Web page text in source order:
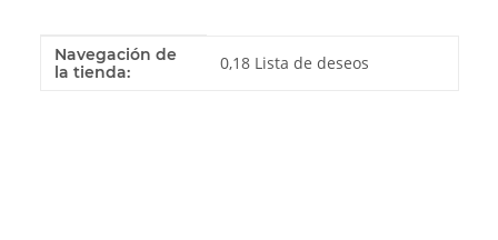
Valor
Fabricante
Navegación de
la tienda:
0,18 Lista de deseos